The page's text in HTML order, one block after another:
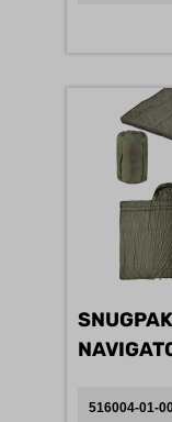
516004-01-